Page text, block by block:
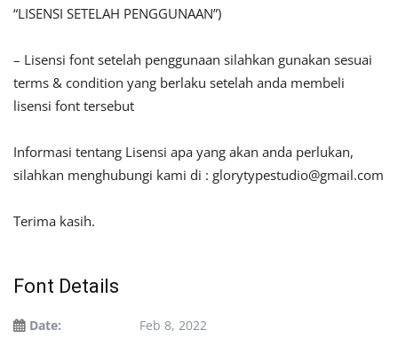
“LISENSI SETELAH PENGGUNAAN”)
– Lisensi font setelah penggunaan silahkan gunakan sesuai
terms & condition yang berlaku setelah anda membeli
lisensi font tersebut
Informasi tentang Lisensi apa yang akan anda perlukan,
silahkan menghubungi kami di : glorytypestudio@gmail.com
Terima kasih.
Font Details
Date:
Feb 8, 2022